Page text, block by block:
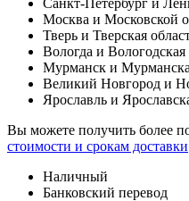
Москва и Московской
Тверь и Тверская
Вологда и Вологодская
Мурманск и
Великий Новгород и
Ярославль и
Вы можете получить более
стоимости и срокам доставки
Наличный
Банковский перевод